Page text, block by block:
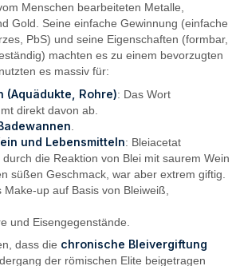
Menschen bearbeiteten Metalle,
Gold. Seine einfache Gewinnung (einfache
PbS) und seine Eigenschaften (formbar,
machten es zu einem bevorzugten
es massiv für:
(Aquädukte, Rohre): Das Wort
direkt davon ab.
und Lebensmitteln: Bleiacetat
die Reaktion von Blei mit saurem Wein
süßen Geschmack, war aber extrem giftig.
Make-up auf Basis von Bleiweiß,
und Eisengegenstände.
dass die chronische Bleivergiftung
der römischen Elite beigetragen